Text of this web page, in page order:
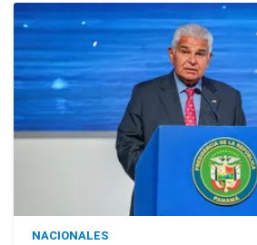
NACIONALES